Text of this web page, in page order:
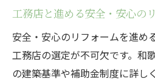
工務店と進める安全・安心の
安全・安心のリフォームを進め
工務店の選定が不可欠です。和
の建築基準や補助金制度に詳し